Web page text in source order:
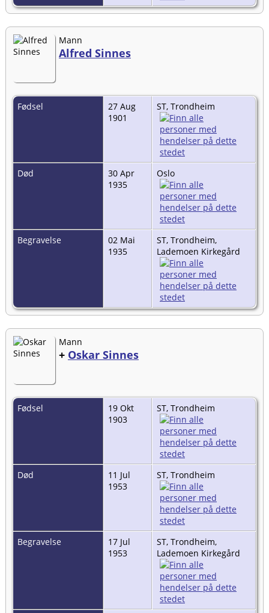
Mann
Alfred Sinnes
Fødsel
27 Aug
1901
ST, Trondheim
Død
30 Apr
1935
Oslo
Begravelse
02 Mai
1935
ST, Trondheim,
Lademoen Kirkegård
Mann
+ Oskar Sinnes
Fødsel
19 Okt
1903
ST, Trondheim
Død
11 Jul
1953
ST, Trondheim
Begravelse
17 Jul
1953
ST, Trondheim,
Lademoen Kirkegård